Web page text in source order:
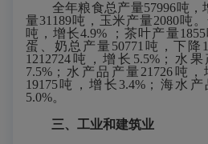
全年粮食总产量57996吨，
量31189吨，玉米产量2080吨
吨，增长4.9% ；茶叶产量1855
蛋、奶总产量50771 吨，下降
1212724 吨，增长 5.5%；水果
7.5%；水产品产量21726 吨，
19175吨，增长3.4%； 海水产
5.0%。
三、工业和建筑业